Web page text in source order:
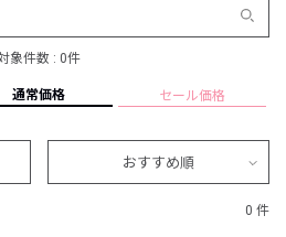
象件数 : 0件
通常価格 セール価格
おすすめ順
0 件